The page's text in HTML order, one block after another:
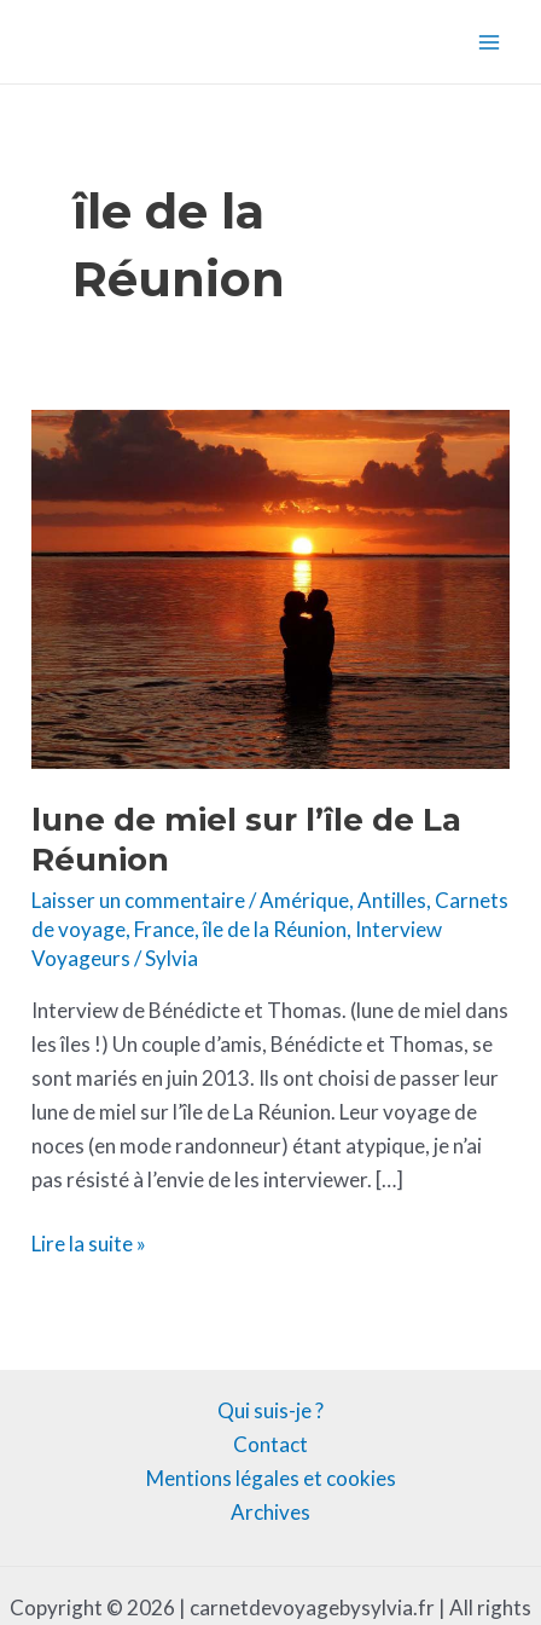
île de la
Réunion
lune de miel sur l’île de La
Réunion
Laisser un commentaire/Amérique,Antilles, Carnets
de voyage, France,île de la Réunion, Interview
Voyageurs/Sylvia
Interview de Bénédicte et Thomas. (lune de miel dans
les îles !) Un couple d’amis, Bénédicte et Thomas, se
sont mariés en juin 2013. Ils ont choisi de passer leur
lune de miel sur l’île de La Réunion. Leur voyage de
noces (en mode randonneur) étant atypique, je n’ai
pas résisté à l’envie de les interviewer. […]
lune
de
sur
l’île
de
La
Réunion
Lire la suite »
Qui suis-je ?
Contact
Mentions légales et cookies
Archives
Copyright © 2026 | carnetdevoyagebysylvia.fr | All rights